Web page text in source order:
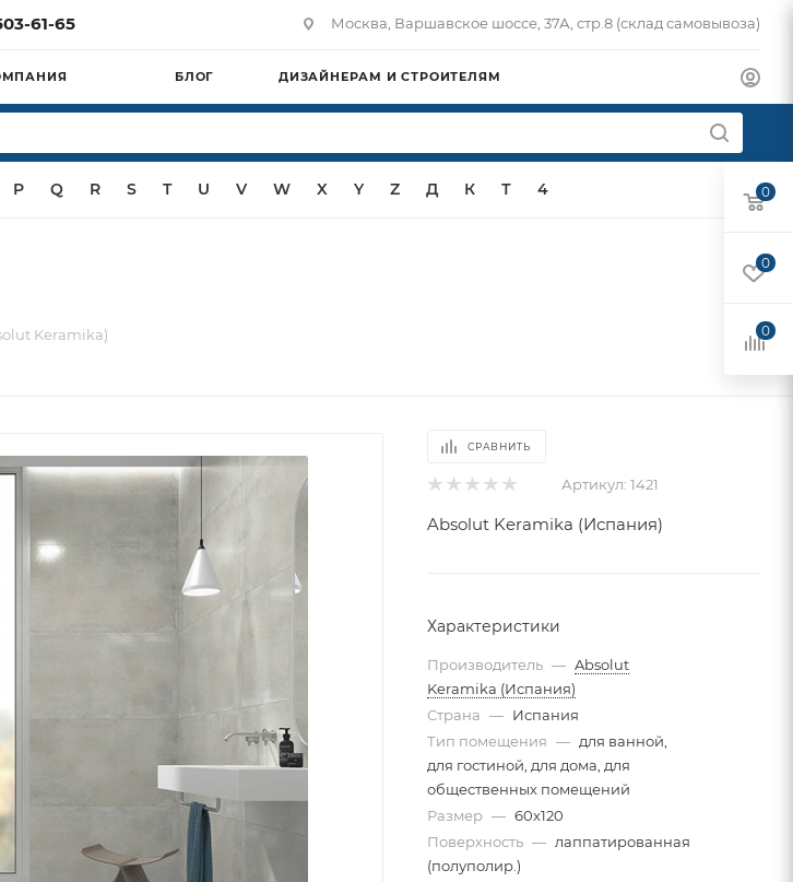
61-65 Москва, Варшавское шоссе, 37А, стр.8 (склад самовывоза)
БЛОГ ДИЗАЙНЕРАМ И СТРОИТЕЛЯМ
P Q R S T U V W X Y Z Д К Т 4
Keramika)
СРАВНИТЬ
Артикул: 1421
Absolut Keramika (Испания)
Характеристики
Производитель — Absolut
Keramika (Испания)
Страна — Испания
Тип помещения — для ванной,
для гостиной, для дома, для
общественных помещений
Размер — 60x120
Поверхность — лаппатированная
(полуполир.)
0
0
0